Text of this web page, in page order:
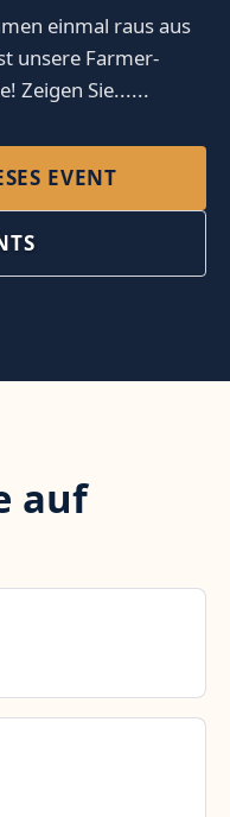
einmal raus aus
unsere Farmer-
Zeigen Sie......
EVENT
auf